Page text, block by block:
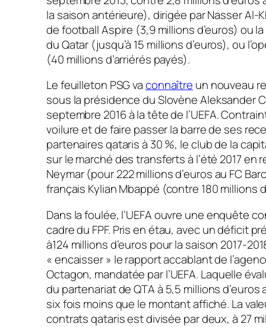
la saison antérieure), dirigée par Nasser Al-
de football Aspire (3,9 millions d’euros) ou
du Qatar (jusqu’à 15 millions d’euros), ou
(40 millions d’arriérés payés).
Le feuilleton PSG vaconnaître un nouveau
sous la présidence du Slovène Aleksander
septembre 2016 à la tête de l’UEFA.
voilure et de faire passer la barre de ses
partenaires qataris à 30 %, le club de la
sur le marché des transferts à l’été 2017 en
Neymar (pour 222 millions d’euros au FC
français Kylian Mbappé (contre 180 millions
Dans la foulée, l’UEFA ouvre une enquête
cadre du FPF. Pris en étau, avec un déficit
à124 millions d’euros pour la saison 2017-
« encaisser » le rapport accablant de
Octagon, mandatée par l’UEFA. Laquelle
du partenariat de QTA à 5,5 millions
six fois moins que le montant affiché. La
contrats qataris est divisée par deux, à 27